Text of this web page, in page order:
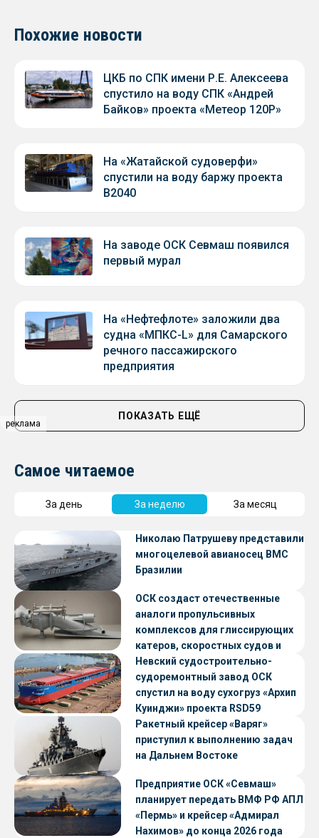
реклама
Похожие новости
ЦКБ по СПК имени Р.Е. Алексеева
спустило на воду СПК «Андрей
Байков» проекта «Метеор 120Р»
На «Жатайской судоверфи»
спустили на воду баржу проекта
В2040
На заводе ОСК Севмаш появился
первый мурал
На «Нефтефлоте» заложили два
судна «МПКС-L» для Самарского
речного пассажирского
предприятия
ПОКАЗАТЬ ЕЩЁ
Самое читаемое
За день За неделю За месяц
Николаю Патрушеву представили
многоцелевой авианосец ВМС
Бразилии
ОСК создаст отечественные
аналоги пропульсивных
комплексов для глиссирующих
катеров, скоростных судов и
судов с малой осадкой
Невский судостроительно-
судоремонтный завод ОСК
спустил на воду сухогруз «Архип
Куинджи» проекта RSD59
Ракетный крейсер «Варяг»
приступил к выполнению задач
на Дальнем Востоке
Предприятие ОСК «Севмаш»
планирует передать ВМФ РФ АПЛ
«Пермь» и крейсер «Адмирал
Нахимов» до конца 2026 года